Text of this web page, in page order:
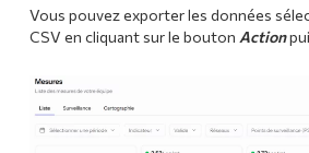
Vous pouvez exporter les données
CSV en cliquant sur le bouton Action